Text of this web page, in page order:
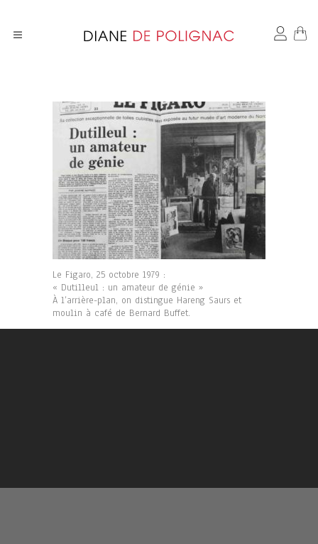
Le Figaro, 25 octobre 1979 :
« Dutilleul : un amateur de génie »
À l’arrière-plan, on distingue Hareng Saurs et
moulin à café de Bernard Buffet.